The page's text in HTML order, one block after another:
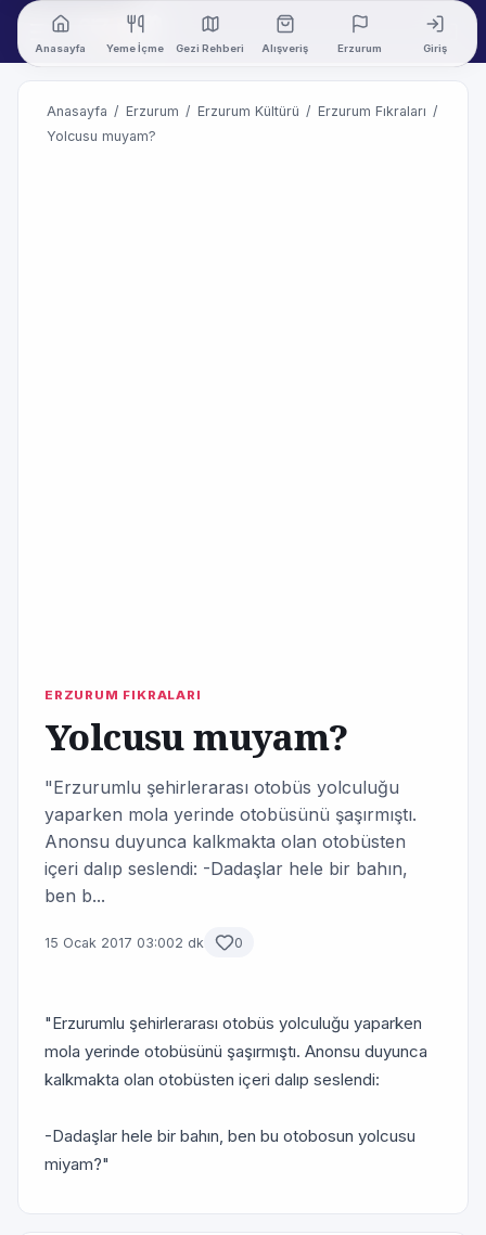
Anasayfa Yeme İçme Gezi Rehberi Alışveriş Erzurum Giriş
Anasayfa / Erzurum / Erzurum Kültürü / Erzurum Fıkraları /
Yolcusu muyam?
ERZURUM FIKRALARI
Yolcusu muyam?
"Erzurumlu şehirlerarası otobüs yolculuğu
yaparken mola yerinde otobüsünü şaşırmıştı.
Anonsu duyunca kalkmakta olan otobüsten
içeri dalıp seslendi: -Dadaşlar hele bir bahın,
ben b...
15 Ocak 2017 03:002 dk 0
"Erzurumlu şehirlerarası otobüs yolculuğu yaparken
mola yerinde otobüsünü şaşırmıştı. Anonsu duyunca
kalkmakta olan otobüsten içeri dalıp seslendi:
-Dadaşlar hele bir bahın, ben bu otobosun yolcusu
miyam?"